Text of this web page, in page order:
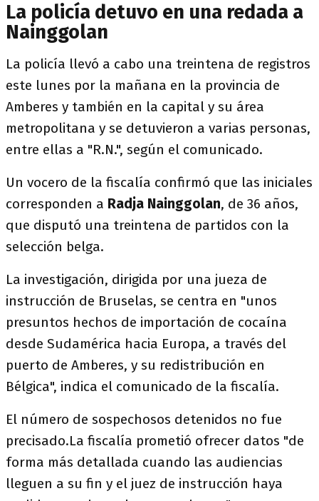
La policía detuvo en una redada a
Nainggolan
La policía llevó a cabo una treintena de registros
este lunes por la mañana en la provincia de
Amberes y también en la capital y su área
metropolitana y se detuvieron a varias personas,
entre ellas a "R.N.", según el comunicado.
Un vocero de la fiscalía confirmó que las iniciales
corresponden a Radja Nainggolan, de 36 años,
que disputó una treintena de partidos con la
selección belga.
La investigación, dirigida por una jueza de
instrucción de Bruselas, se centra en "unos
presuntos hechos de importación de cocaína
desde Sudamérica hacia Europa, a través del
puerto de Amberes, y su redistribución en
Bélgica", indica el comunicado de la fiscalía.
El número de sospechosos detenidos no fue
precisado.La fiscalía prometió ofrecer datos "de
forma más detallada cuando las audiencias
lleguen a su fin y el juez de instrucción haya